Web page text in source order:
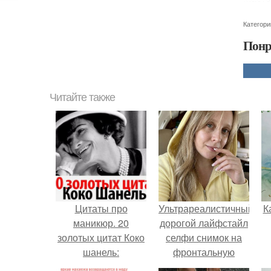
Читайте также
Цитаты про
маникюр. 20
золотых цитат Коко
шанель:
Ультрареалистичный
дорогой лайфстайл
селфи снимок на
фронтальную
камеру.